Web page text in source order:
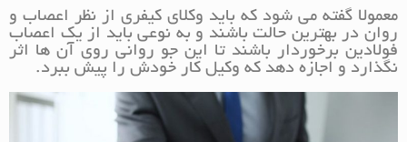
معمولا گفته می شود که باید وکلای کیفری از نظر اعصاب و
روان در بهترین حالت باشند و به نوعی باید از یک اعصاب
فولادین برخوردار باشند تا این جو روانی روی آن ها اثر
نگذارد و اجازه دهد که وکیل کار خودش را پیش ببرد.